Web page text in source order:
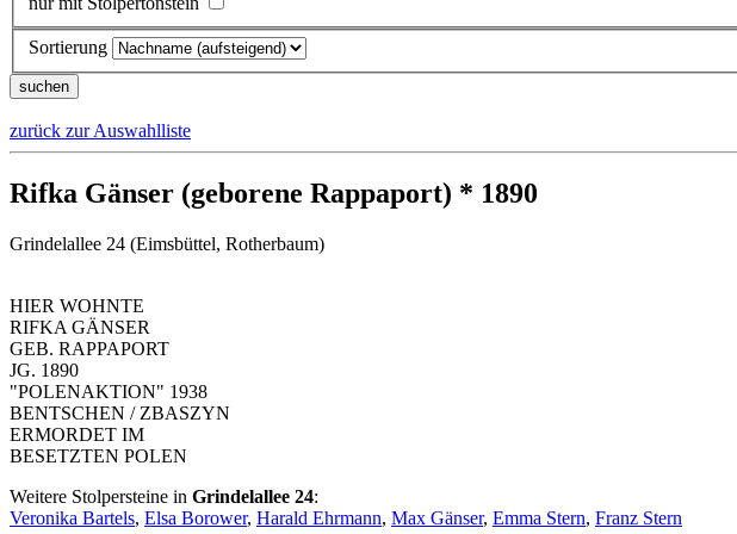
Sortierung
zurück zur Auswahlliste
Rifka Gänser (geborene Rappaport) * 1890
Grindelallee 24 (Eimsbüttel, Rotherbaum)
HIER WOHNTE
RIFKA GÄNSER
GEB. RAPPAPORT
JG. 1890
"POLENAKTION" 1938
BENTSCHEN / ZBASZYN
ERMORDET IM
BESETZTEN POLEN
Weitere Stolpersteine in Grindelallee 24:
Veronika Bartels, Elsa Borower, Harald Ehrmann, Max Gänser, Emma Stern, Franz Stern